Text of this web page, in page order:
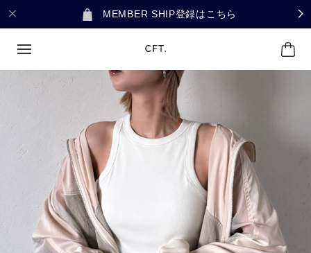
MEMBER SHIP登録はこちら